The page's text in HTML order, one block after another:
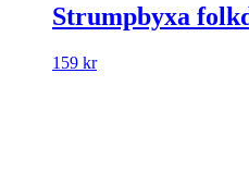
Strumpbyxa
159 kr